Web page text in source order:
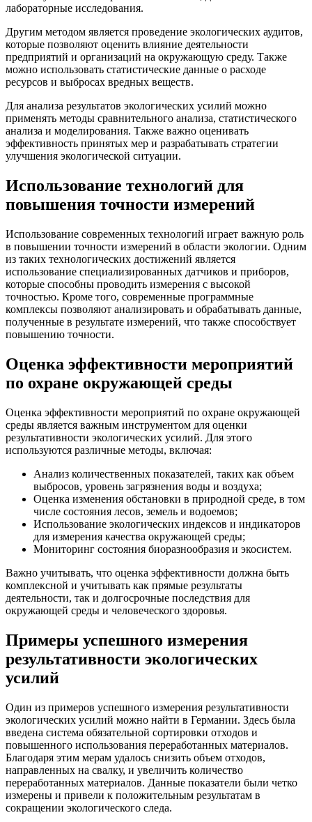
лабораторные исследования.
Другим методом является проведение экологических аудитов,
которые позволяют оценить влияние деятельности
предприятий и организаций на окружающую среду. Также
можно использовать статистические данные о расходе
ресурсов и выбросах вредных веществ.
Для анализа результатов экологических усилий можно
применять методы сравнительного анализа, статистического
анализа и моделирования. Также важно оценивать
эффективность принятых мер и разрабатывать стратегии
улучшения экологической ситуации.
Использование технологий для
повышения точности измерений
Использование современных технологий играет важную роль
в повышении точности измерений в области экологии. Одним
из таких технологических достижений является
использование специализированных датчиков и приборов,
которые способны проводить измерения с высокой
точностью. Кроме того, современные программные
комплексы позволяют анализировать и обрабатывать данные,
полученные в результате измерений, что также способствует
повышению точности.
Оценка эффективности мероприятий
по охране окружающей среды
Оценка эффективности мероприятий по охране окружающей
среды является важным инструментом для оценки
результативности экологических усилий. Для этого
используются различные методы, включая:
Анализ количественных показателей, таких как объем
выбросов, уровень загрязнения воды и воздуха;
Оценка изменения обстановки в природной среде, в том
числе состояния лесов, земель и водоемов;
Использование экологических индексов и индикаторов
для измерения качества окружающей среды;
Мониторинг состояния биоразнообразия и экосистем.
Важно учитывать, что оценка эффективности должна быть
комплексной и учитывать как прямые результаты
деятельности, так и долгосрочные последствия для
окружающей среды и человеческого здоровья.
Примеры успешного измерения
результативности экологических
усилий
Один из примеров успешного измерения результативности
экологических усилий можно найти в Германии. Здесь была
введена система обязательной сортировки отходов и
повышенного использования переработанных материалов.
Благодаря этим мерам удалось снизить объем отходов,
направленных на свалку, и увеличить количество
переработанных материалов. Данные показатели были четко
измерены и привели к положительным результатам в
сокращении экологического следа.